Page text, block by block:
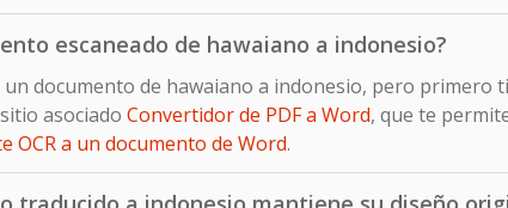
escaneado de hawaiano a indonesio?
documento de hawaiano a indonesio, pero primero
asociado Convertidor de PDF a Word, que te
OCR a un documento de Word.